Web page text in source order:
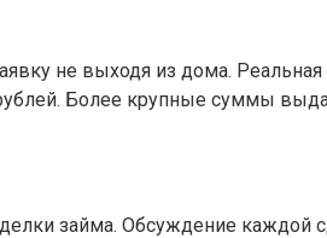
не выходя из дома.
Более крупные суммы
займа. Обсуждение